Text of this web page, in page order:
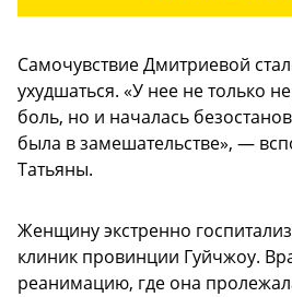
Самочувствие Дмитриевой
ухудшаться. «У нее не только
боль, но и началась
была в замешательстве», —
Татьяны.
Женщину экстренно
клиник провинции Гуйчжоу.
реанимацию, где она